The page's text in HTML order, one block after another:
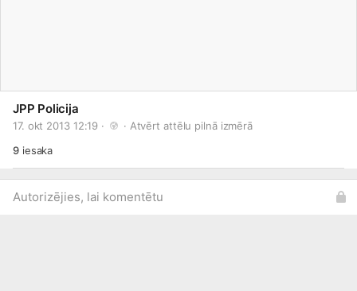
JPP Policija
17. okt 2013 12:19 · · Atvērt attēlu pilnā izmērā
9iesaka
Autorizējies, lai komentētu